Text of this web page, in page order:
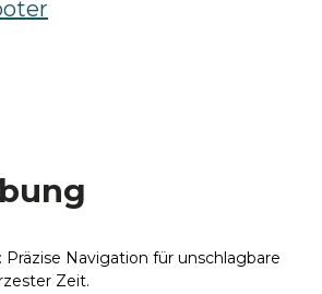
Präzise Navigation für unschlagbare
Zeit.